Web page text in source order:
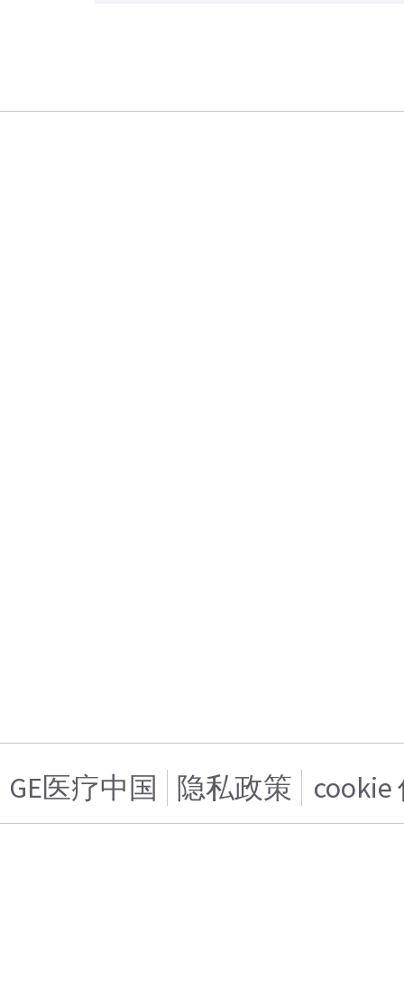
GE医疗中国 隐私政策 cookie